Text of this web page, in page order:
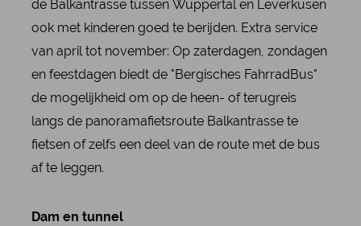
de Balkantrasse tussen Wuppertal en Leverkusen
ook met kinderen goed te berijden. Extra service
van april tot november: Op zaterdagen, zondagen
en feestdagen biedt de "Bergisches FahrradBus"
de mogelijkheid om op de heen- of terugreis
langs de panoramafietsroute Balkantrasse te
fietsen of zelfs een deel van de route met de bus
af te leggen.
Dam en tunnel